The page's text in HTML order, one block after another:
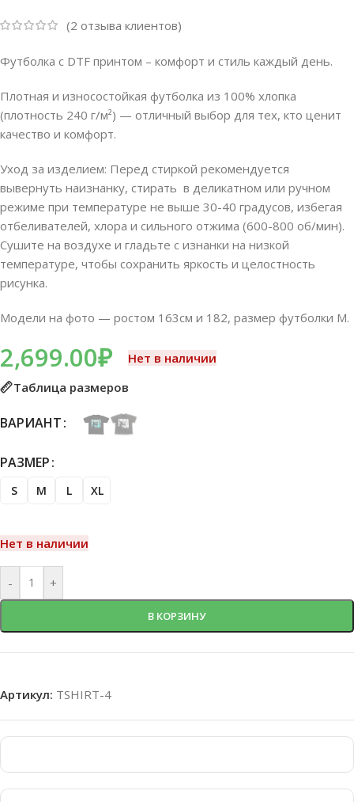
(2 отзыва клиентов)
Футболка с DTF принтом – комфорт и стиль каждый день.
Плотная и износостойкая футболка из 100% хлопка
(плотность 240 г/м²) — отличный выбор для тех, кто ценит
качество и комфорт.
Уход за изделием: Перед стиркой рекомендуется
вывернуть наизнанку, стирать в деликатном или ручном
режиме при температуре не выше 30-40 градусов, избегая
отбеливателей, хлора и сильного отжима (600-800 об/мин).
Сушите на воздухе и гладьте с изнанки на низкой
температуре, чтобы сохранить яркость и целостность
рисунка.
Модели на фото — ростом 163см и 182, размер футболки M.
2,699.00₽
Нет в наличии
Таблица размеров
ВАРИАНТ
РАЗМЕР
S M L XL
Нет в наличии
- +
В КОРЗИНУ
Артикул: TSHIRT-4